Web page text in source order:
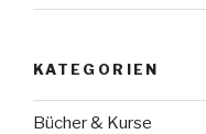
KATEGORIEN
Bücher & Kurse